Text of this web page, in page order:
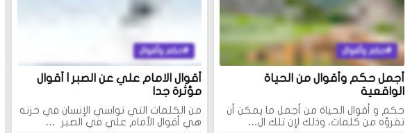
حكم وأقوال
أجمل حكم وأقوال من الحياة
الواقعية
حكم و أقوال الحياة من أجمل ما يمكن أن
تقرؤه من كلمات، وذلك لإن تلك ال…
حكم وأقوال
أقوال الامام علي عن الصبر l أقوال
مؤثرة جدا
من الكلمات التي تواسي الإنسان في حزنه
هي أقوال الأمام علي في الصبر …